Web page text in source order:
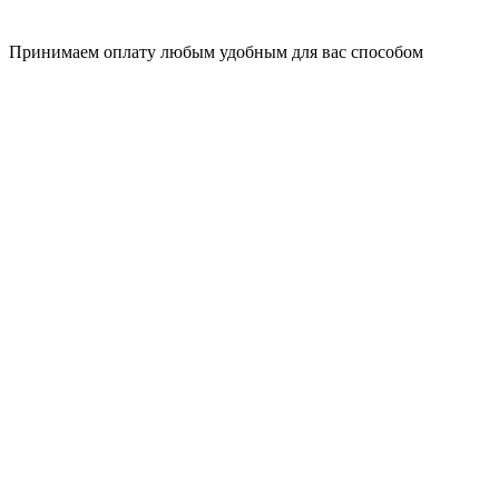
Принимаем оплату любым удобным для вас способом